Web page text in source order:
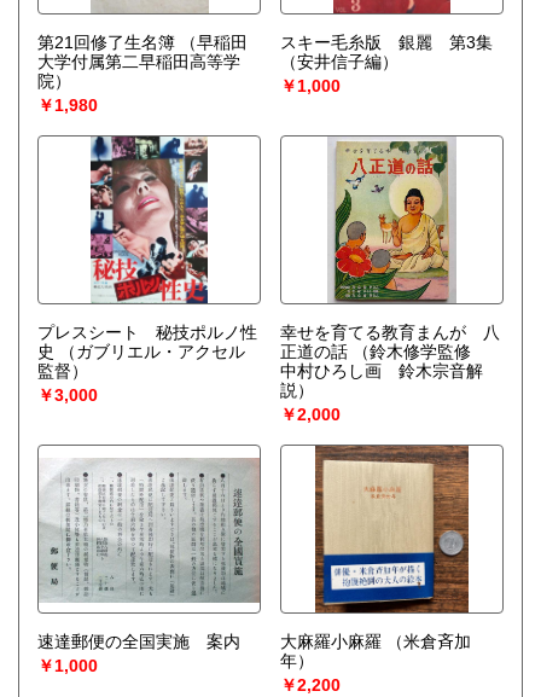
第21回修了生名簿
（早稲田
大学付属第二早稲田高等学
院）
￥1,980
スキー毛糸版 銀麗 第3集
（安井信子編）
￥1,000
プレスシート 秘技ポルノ性
史
（ガブリエル・アクセル
監督）
￥3,000
幸せを育てる教育まんが 八
正道の話
（鈴木修学監修
中村ひろし画 鈴木宗音解
説）
￥2,000
速達郵便の全国実施 案内
￥1,000
大麻羅小麻羅
（米倉斉加
年）
￥2,200